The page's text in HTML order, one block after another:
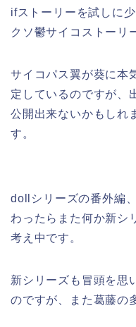
ifストーリーを試しに
クソ鬱サイコストーリ
サイコパス翼が葵に本
定しているのですが、
公開出来ないかもし
す。
dollシリーズの番外編
わったらまた何か新シ
考え中です。
新シリーズも冒頭を思
のですが、また葛藤の